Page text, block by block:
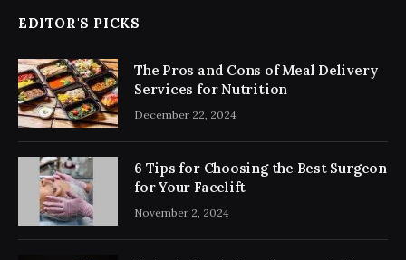
EDITOR'S PICKS
The Pros and Cons of Meal Delivery
Services for Nutrition
December 22, 2024
6 Tips for Choosing the Best Surgeon
for Your Facelift
November 2, 2024